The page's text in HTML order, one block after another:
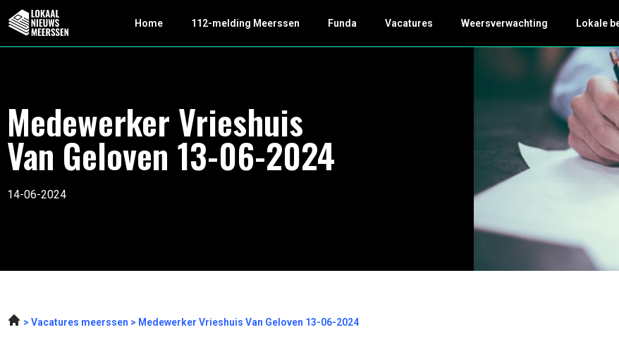
Home 112-melding Meerssen Funda Vacatures Weersverwachting Lokale
Medewerker Vrieshuis
Van Geloven 13-06-2024
14-06-2024
Vacatures meerssen Medewerker Vrieshuis Van Geloven 13-06-2024